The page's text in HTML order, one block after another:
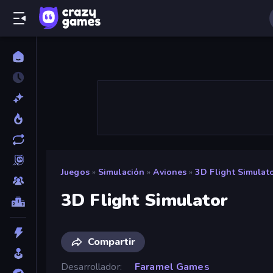
Juegos » Simulación » Aviones » 3D Flight
3D Flight Simulator
Compartir
Desarrollador
Faramel Games